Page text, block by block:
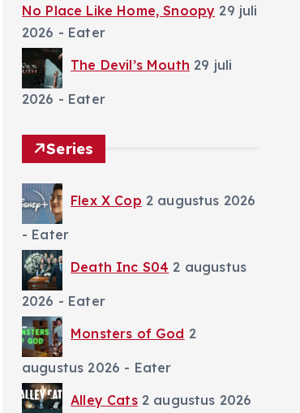
No Place Like Home, Snoopy 29 juli
2026 - Eater
The Devil’s Mouth 29 juli
2026 - Eater
Series
Flex X Cop 2 augustus 2026
- Eater
Death Inc S04 2 augustus
2026 - Eater
Monsters of God 2
augustus 2026 - Eater
Alley Cats 2 augustus 2026